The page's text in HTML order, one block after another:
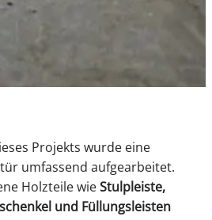
Projekts wurde eine
umfassend aufgearbeitet.
Holzteile wieStulpleiste,
und Füllungsleisten